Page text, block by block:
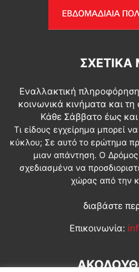
Εναλλακτική
κοινωνικά κινήματα και
Κάθε Σάββατο έως και
Τι είδους εγχείρημα μπορεί
κύκλου; Σε αυτό το ερώτημα
μιαν απάντηση. Ο Δρόμος
σχεδιασμένα να
χώρας από την
διαβάστε
Επικοινωνία: